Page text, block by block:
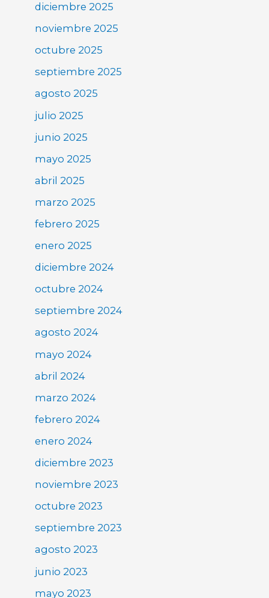
diciembre 2025
noviembre 2025
octubre 2025
septiembre 2025
agosto 2025
julio 2025
junio 2025
mayo 2025
abril 2025
marzo 2025
febrero 2025
enero 2025
diciembre 2024
octubre 2024
septiembre 2024
agosto 2024
mayo 2024
abril 2024
marzo 2024
febrero 2024
enero 2024
diciembre 2023
noviembre 2023
octubre 2023
septiembre 2023
agosto 2023
junio 2023
mayo 2023